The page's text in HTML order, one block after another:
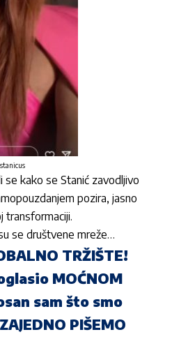
se kako se Stanić zavodljivo
pozira, jasno
transformaciji.
se društvene mreže…
TRŽIŠTE!
MOĆNOM
sam što smo
PIŠEMO